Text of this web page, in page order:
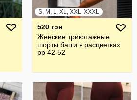
S, M, L, XL, XXL, XXXL
520 грн
Женские трикотажные
шорты багги в расцветках
рр 42-52